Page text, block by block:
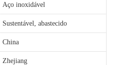
Aço inoxidável
Sustentável, abastecido
China
Zhejiang